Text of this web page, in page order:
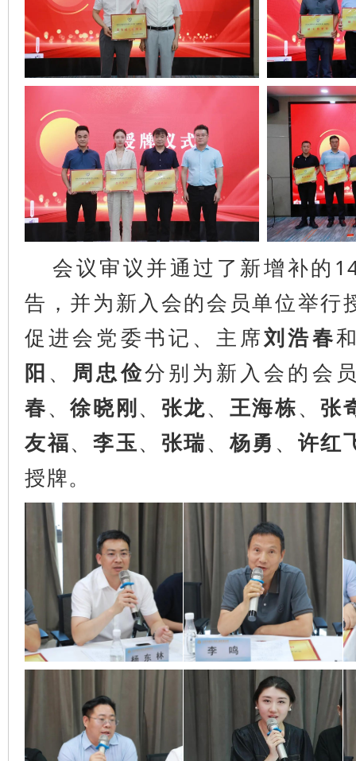
会议审议并通过了新增补的
告，并为新入会的会员单位举行
促进会党委书记、主席刘浩春
阳 、 周忠俭分别 为新入会的会
春、徐晓刚、 张龙、 王海栋、张
友福、 李玉、 张瑞、杨勇 、 许红
授牌。